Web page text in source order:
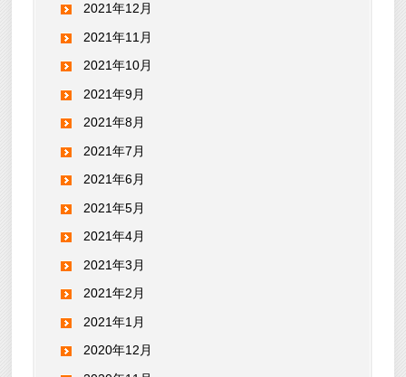
2021年12月
2021年11月
2021年10月
2021年9月
2021年8月
2021年7月
2021年6月
2021年5月
2021年4月
2021年3月
2021年2月
2021年1月
2020年12月